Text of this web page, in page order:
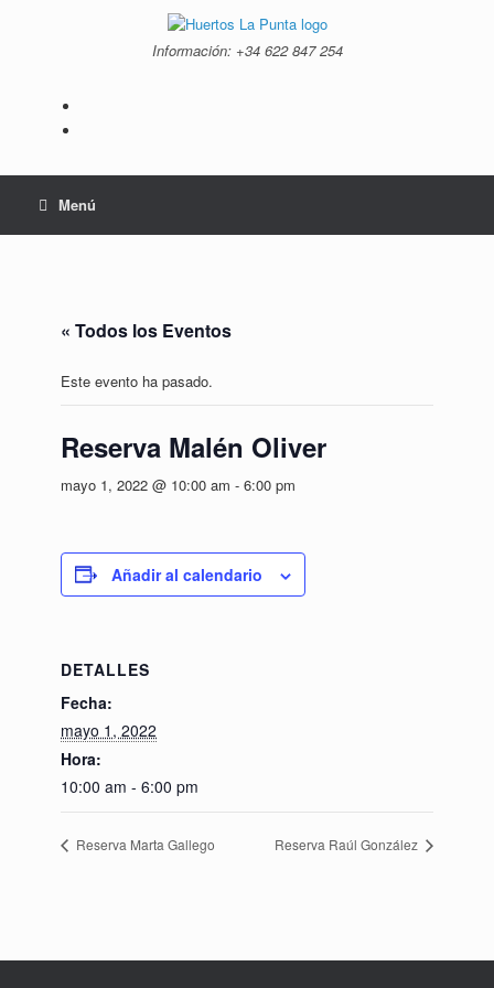
Información: +34 ‭622 847 254‬
Menú
« Todos los Eventos
Este evento ha pasado.
Reserva Malén Oliver
mayo 1, 2022 @ 10:00 am - 6:00 pm
Añadir al calendario
DETALLES
Fecha:
mayo 1, 2022
Hora:
10:00 am - 6:00 pm
Reserva Marta Gallego Reserva Raúl González